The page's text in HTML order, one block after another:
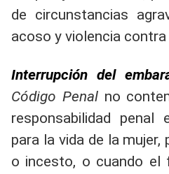
de circunstancias
acoso y violencia contra
Interrupción del
Código Penalno
responsabilidad
para la vida de la
o incesto, o cuando el